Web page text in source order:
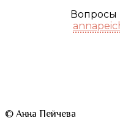
© Анна Пейчева